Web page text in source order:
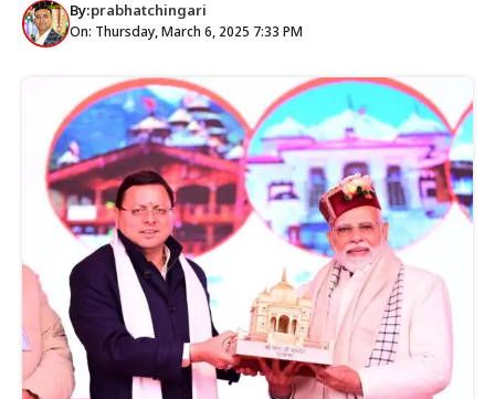
By:prabhatchingari
On: Thursday, March 6, 2025 7:33 PM